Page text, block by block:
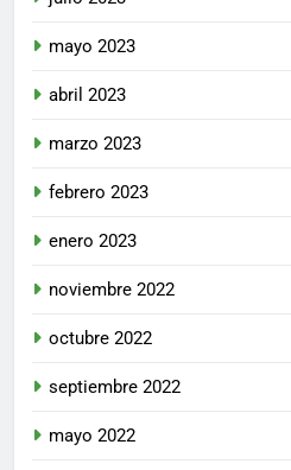
mayo 2023
abril 2023
marzo 2023
febrero 2023
enero 2023
noviembre 2022
octubre 2022
septiembre 2022
mayo 2022